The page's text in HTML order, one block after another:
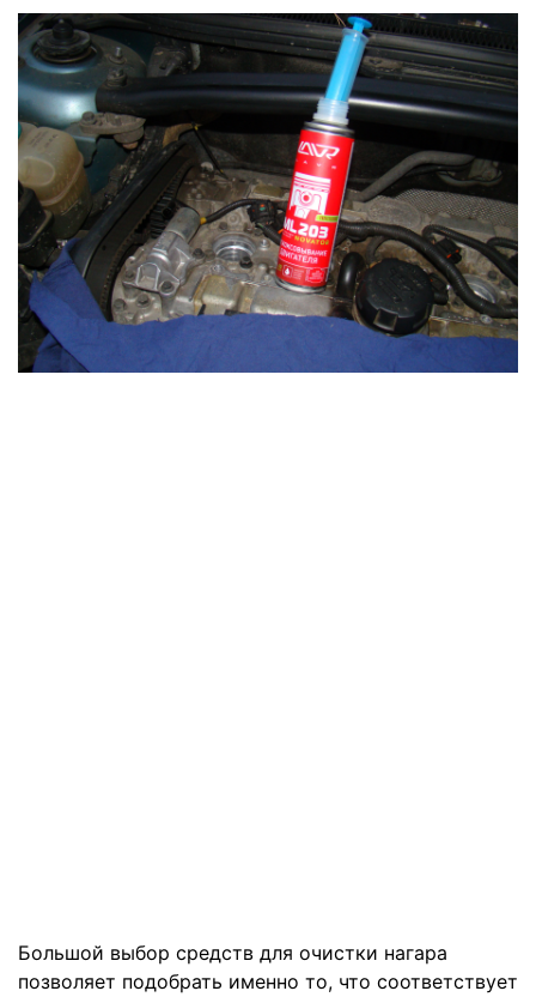
Большой выбор средств для очистки нагара
позволяет подобрать именно то, что соответствует